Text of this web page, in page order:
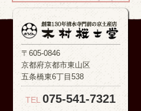
〒605-0846
京都府京都市東山区
五条橋東6丁目538
TEL075-541-7321